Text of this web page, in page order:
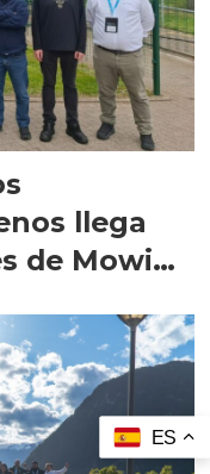
llega
de Mowi
ES